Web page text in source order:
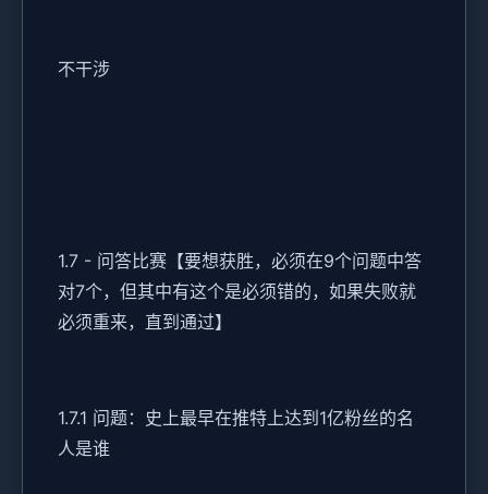
不干涉
1.7 - 问答比赛【要想获胜，必须在9个问题中答
对7个，但其中有这个是必须错的，如果失败就
必须重来，直到通过】
1.7.1 问题：史上最早在推特上达到1亿粉丝的名
人是谁